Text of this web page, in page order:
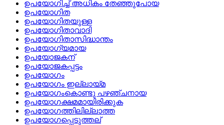
ഉപയോഗിച്ച്‌ അധികം തേഞ്ഞുപോയ
ഉപയോഗിത
ഉപയോഗിതയുള്ള
ഉപയോഗിതാവാദി
ഉപയോഗിതാസിദ്ധാന്തം
ഉപയോഗ്യമായ
ഉപയോജകന്
ഉപയോജകപ്പട്ടം
ഉപയോഗം
ഉപയോഗം ഇല്ലായ്മ
ഉപയോഗംകൊണ്ടു പഴഞ്ചനായ
ഉപയോഗക്ഷമമായിരിക്കുക
ഉപയോഗത്തിലില്ലാത്ത
ഉപയോഗപ്പെടുത്തല്